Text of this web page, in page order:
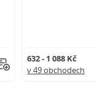
632 - 1 088 Kč
v 49 obchodech